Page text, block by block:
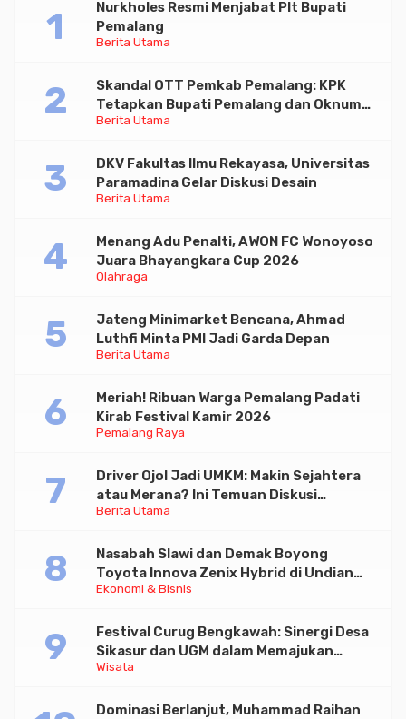
Berita Utama
Nurkholes Resmi Menjabat Plt Bupati
Pemalang
Berita Utama
Skandal OTT Pemkab Pemalang: KPK
Tetapkan Bupati Pemalang dan Oknum
Staf Internal Sebagai Tersangka
Berita Utama
DKV Fakultas Ilmu Rekayasa, Universitas
Paramadina Gelar Diskusi Desain
Olahraga
Menang Adu Penalti, AWON FC Wonoyoso
Juara Bhayangkara Cup 2026
Berita Utama
Jateng Minimarket Bencana, Ahmad
Luthfi Minta PMI Jadi Garda Depan
Pemalang Raya
Meriah! Ribuan Warga Pemalang Padati
Kirab Festival Kamir 2026
Berita Utama
Driver Ojol Jadi UMKM: Makin Sejahtera
atau Merana? Ini Temuan Diskusi
Paramadina
Ekonomi & Bisnis
Nasabah Slawi dan Demak Boyong
Toyota Innova Zenix Hybrid di Undian
Tabungan Bima Bank Jateng
Wisata
Festival Curug Bengkawah: Sinergi Desa
Sikasur dan UGM dalam Memajukan
Wisata serta UMKM Lokal
Dominasi Berlanjut, Muhammad Raihan